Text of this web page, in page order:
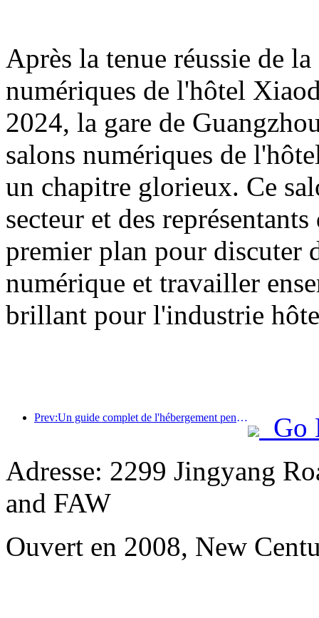
Après la tenue réussie de
numériques de l'hôtel
2024, la gare de
salons numériques de
un chapitre glorieux. Ce
secteur et des
premier plan pour discuter
numérique et travailler
brillant pour l'industrie
Prev:Un guide complet de l'hébergement pendant la saison touristique hivernale à Pékin La nouvelle cour de l'hôtel Jingneng déclenche un nouvel engouement touristique.
Go
Adresse: 2299 Jingyang
and FAW
Ouvert en 2008, New